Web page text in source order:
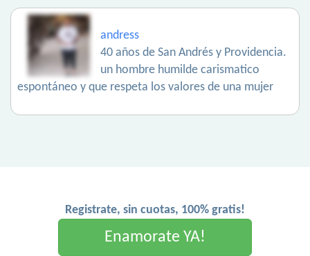
andress
40 años de San Andrés y Providencia.
un hombre humilde carismatico
espontáneo y que respeta los valores de una mujer
Registrate, sin cuotas, 100% gratis!
Enamorate YA!